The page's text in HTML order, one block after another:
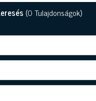
(0 Tulajdonságok)